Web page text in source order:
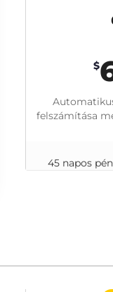
$
felszámítása
45 napos